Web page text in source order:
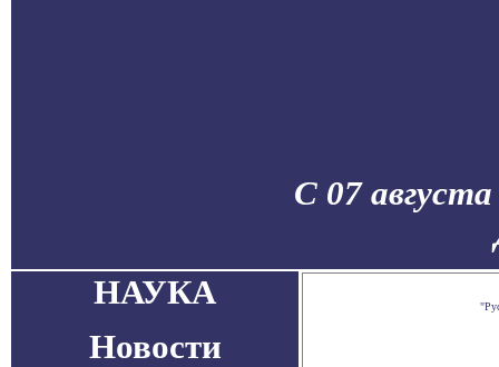
С 07
НАУКА
Новости